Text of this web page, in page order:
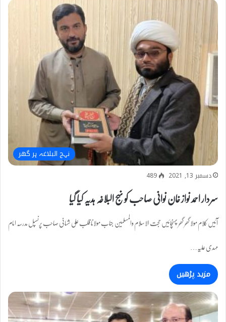
نہج البلاغہ ہر گھر
دسمبر 13, 2021 489
سردار احمد نواز خان نوانی صاحب کو نہج البلاغہ ہدیہ کیا گیا
آئیں کلام مولا گھر گھر پہنچائیں حجت الاسلام والمسلمین جناب مولانا قلب علی شہانی صاحب پرنسپل مدرسہ امام
مہدی علیہ…
مزید پڑھیں